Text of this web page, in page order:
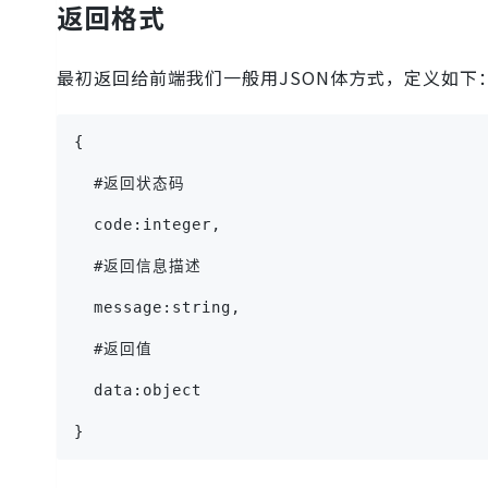
返回格式
最初返回给前端我们一般用JSON体方式，定义如下
{
  #返回状态码
  code:integer,
  #返回信息描述
  message:string,
  #返回值
  data:object
}